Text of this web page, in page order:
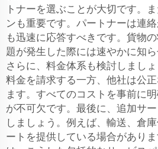
トナーを選ぶことが大切です。
ンも重要です。パートナーは連
も迅速に応答すべきです。貨物
題が発生した際には速やかに知ら
さらに、料金体系も検討しまし
料金を請求する一方、他社は公
ます。すべてのコストを事前に
が不可欠です。最後に、追加サ
しましょう。例えば、輸送、倉
ートを提供している場合があり